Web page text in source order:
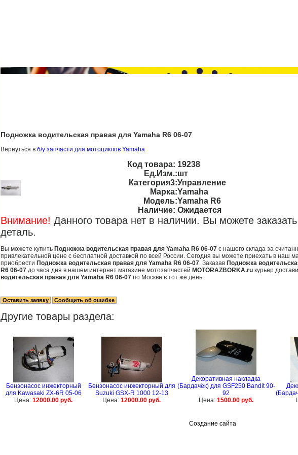
Подножка водительская правая для Yamaha R6 06-07
Вернуться в б/у запчасти для мотоциклов Yamaha
Код товара: 19238
Ед.Изм.:шт
Категория3:Управление
Марка:Yamaha
Модель:Yamaha R6
Наличие: Ожидается
Внимание! Данного товара нет в наличии. Вы можете
деталь.
Вы можете купить Подножка водительская правая для Yamaha R6 06-07 с нашего склада за
привлекательной цене с бесплатной доставкой по всей России. Сегодня вы можете приехать в наш
приобрести Подножка водительская правая для Yamaha R6 06-07. Заказав Подножка
R6 06-07 до часа дня в нашем интернет магазине мотозапчастей MOTORAZBORKA.ru курьер
водительская правая для Yamaha R6 06-07 по Москве в тот же день.
Другие товары раздела:
Бензонасос инжекторный
для Kawasaki ZX-6R 05-06
Цена: 12000.00 руб.
Бензонасос инжекторный для
Suzuki GSX-R 1000 12-13
Цена: 12000.00 руб.
Декоративная накладка
(Бардачёк) для GSF250 Bandit 90-
92
Цена: 1500.00 руб.
Создание сайта